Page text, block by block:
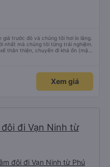
trước đó và chúng tôi hơi lo lắng.
nhất mà chúng tôi từng trải nghiệm.
thân thiện, chuyến đi khá ổn (mặc
Việt Nam ^^), và chỗ ngồi thoải
Xem giá
đi Vạn Ninh từ
đôi đi Vạn Ninh từ Phú